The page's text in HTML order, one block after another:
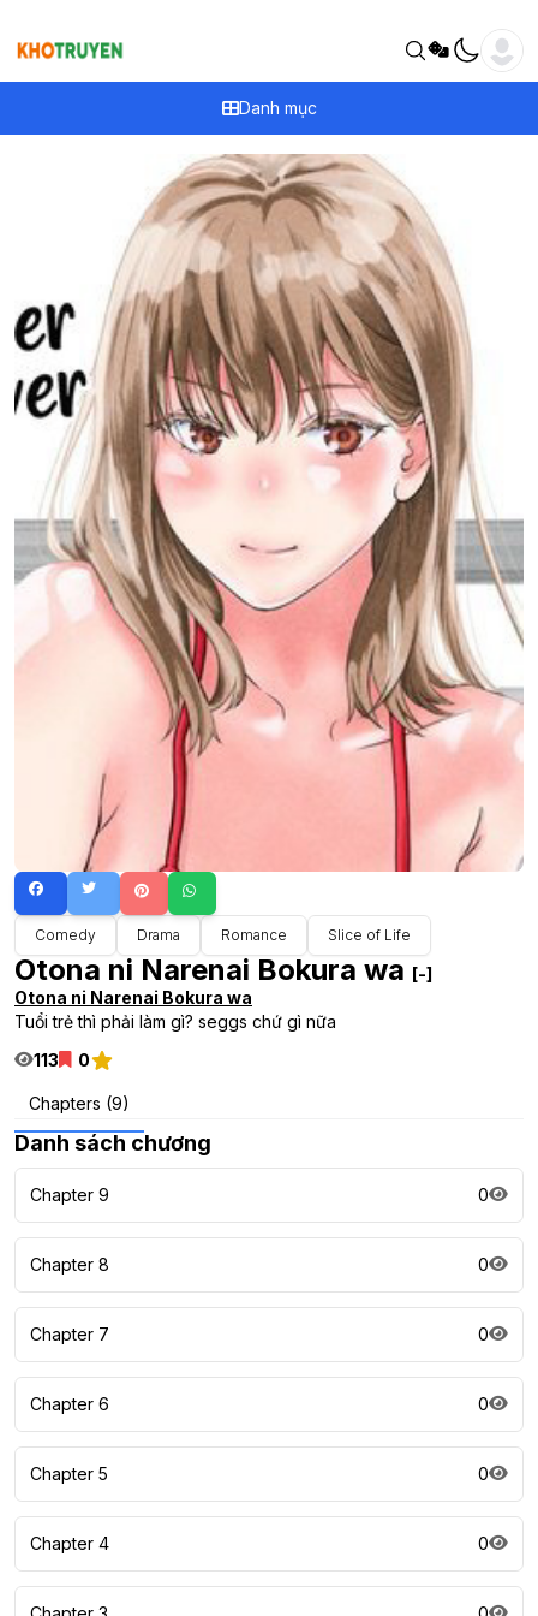
Danh mục
Comedy Drama Romance Slice of Life
Otona ni Narenai Bokura wa [-]
Otona ni Narenai Bokura wa
Tuổi trẻ thì phải làm gì? seggs chứ gì nữa
113
0
Chapters (9)
Danh sách chương
Chapter 9 0
Chapter 8 0
Chapter 7 0
Chapter 6 0
Chapter 5 0
Chapter 4 0